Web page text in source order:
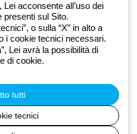
S.p.A. - R.I. Bologna e C.F.
- REA BO-319364 - Cap.
acconsente all’uso dei
presenti sul Sito.
o sulla “X” in alto a
i cookie tecnici necessari.
Lei avrà la possibilità di
di cookie.
tutti
tecnici